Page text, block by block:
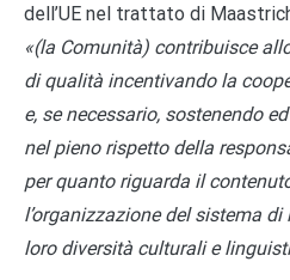
dell’UE nel trattato di
«(la Comunità) contribuisce
di qualità incentivando la
e, se necessario, sostenendo
nel pieno rispetto della
per quanto riguarda il
l’organizzazione del sistema
loro diversità culturali e